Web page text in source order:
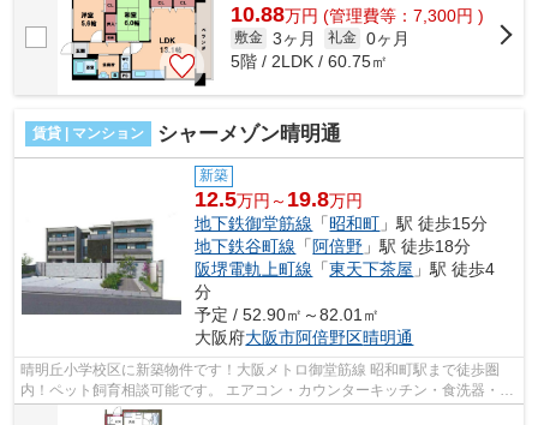
10.88万円 (管理費等：7,300円 )
敷金 3ヶ月 礼金 0ヶ月
5階 / 2LDK / 60.75㎡
賃貸 | マンション シャーメゾン晴明通
新築
12.5万円～ 19.8万円
地下鉄御堂筋線 「昭和町 」駅 徒歩15分
地下鉄谷町線 「 阿倍野 」駅 徒歩18分
阪堺電軌上町線 「東天下茶屋 」駅 徒歩4
分
予定 / 52.90㎡～82.01㎡
大阪府大阪市阿倍野区晴明通
晴明丘小学校区に新築物件です！大阪メトロ御堂筋線 昭和町駅まで徒歩圏
内！ペット飼育相談可能です。 エアコン・カウンターキッチン・食洗器・エ
レベーター・オートロックなど嬉しい...